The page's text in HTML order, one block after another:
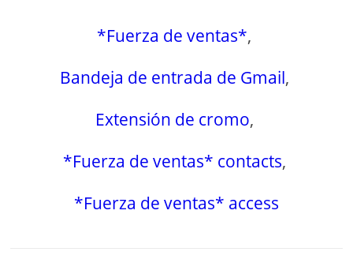
*Fuerza de ventas*,
Bandeja de entrada de Gmail,
Extensión de cromo,
*Fuerza de ventas* contacts,
*Fuerza de ventas* access